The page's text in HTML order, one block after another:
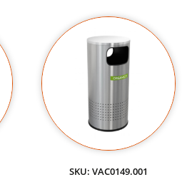
SKU: VAC0149.001